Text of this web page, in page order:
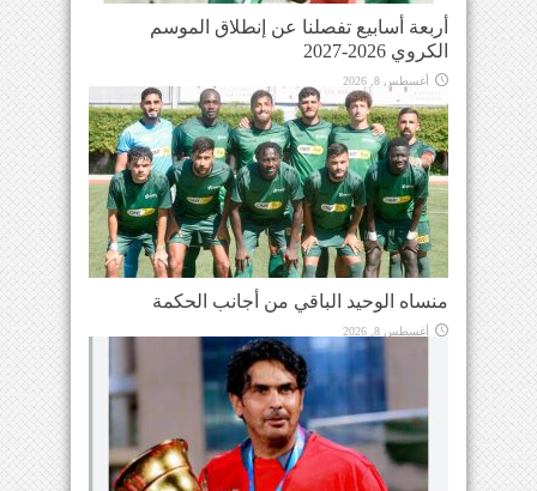
أربعة أسابيع تفصلنا عن إنطلاق الموسم
الكروي 2026-2027
أغسطس 8, 2026
منساه الوحيد الباقي من أجانب الحكمة
أغسطس 8, 2026